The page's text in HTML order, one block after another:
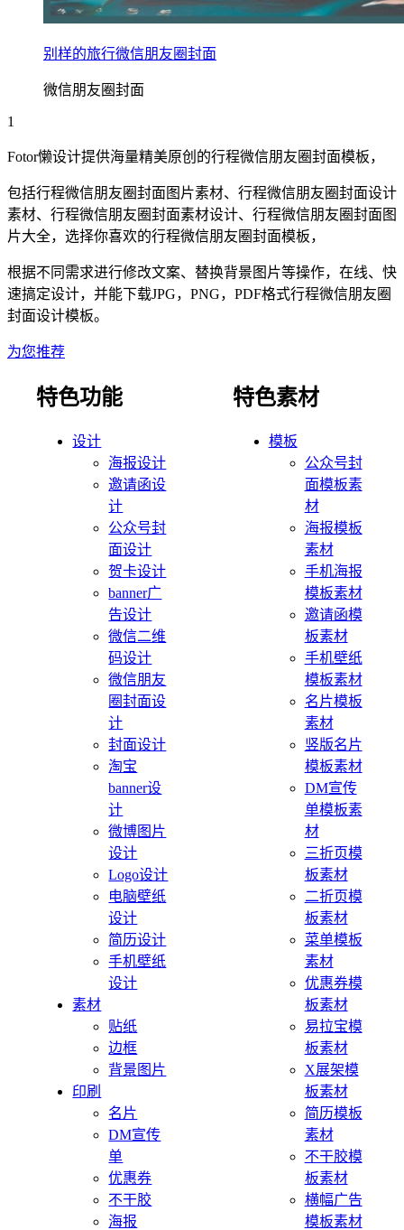
别样的旅行微信朋友圈封面
微信朋友圈封面
1
Fotor懒设计提供海量精美原创的行程微信朋友圈封面模板，
包括行程微信朋友圈封面 图片素材、 行程微信朋友圈封面设计
素材、 行程微信朋友圈封面素材设计、 行程微信朋友圈封面 图
片大全，选择你喜欢的行程微信朋友圈封面模板，
根据不同需求进行修改文案、替换背景图片等操作，在线、快
速搞定设计，并能下载JPG，PNG，PDF格式行程微信朋友圈
封面设计模板。
为您推荐
特色功能
设计
海报设计
邀请函设
计
公众号封
面设计
贺卡设计
banner广
告设计
微信二维
码设计
微信朋友
圈封面设
计
封面设计
淘宝
banner设
计
微博图片
设计
Logo设计
电脑壁纸
设计
简历设计
手机壁纸
设计
素材
贴纸
边框
背景图片
印刷
名片
DM宣传
单
优惠券
不干胶
海报
特色素材
模板
公众号封
面模板素
材
海报模板
素材
手机海报
模板素材
邀请函模
板素材
手机壁纸
模板素材
名片模板
素材
竖版名片
模板素材
DM宣传
单模板素
材
三折页模
板素材
二折页模
板素材
菜单模板
素材
优惠券模
板素材
易拉宝模
板素材
X展架模
板素材
简历模板
素材
不干胶模
板素材
横幅广告
模板素材